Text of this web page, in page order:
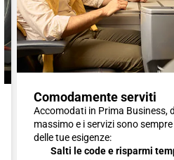
Comodamente serviti
Accomodati in Prima Business,
massimo e i servizi sono
delle tue esigenze:
Salti le code e risparmi